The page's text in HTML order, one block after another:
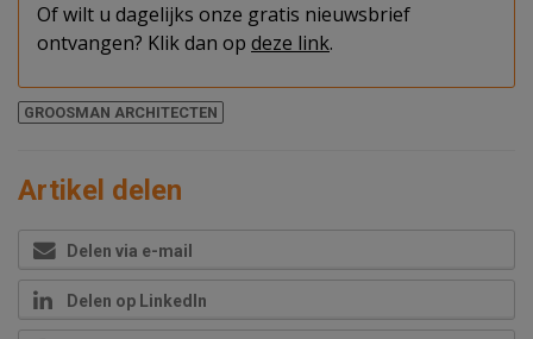
Of wilt u dagelijks onze gratis nieuwsbrief
ontvangen? Klik dan op deze link.
GROOSMAN ARCHITECTEN
Artikel delen
Delen via e-mail
Delen op LinkedIn